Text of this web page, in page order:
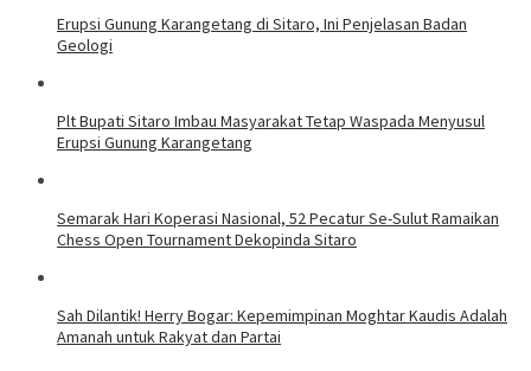
Erupsi Gunung Karangetang di Sitaro, Ini Penjelasan Badan
Geologi
Plt Bupati Sitaro Imbau Masyarakat Tetap Waspada Menyusul
Erupsi Gunung Karangetang
Semarak Hari Koperasi Nasional, 52 Pecatur Se-Sulut Ramaikan
Chess Open Tournament Dekopinda Sitaro
Sah Dilantik! Herry Bogar: Kepemimpinan Moghtar Kaudis Adalah
Amanah untuk Rakyat dan Partai